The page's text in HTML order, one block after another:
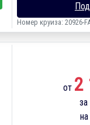
Номер круиза: 20926-
от 2